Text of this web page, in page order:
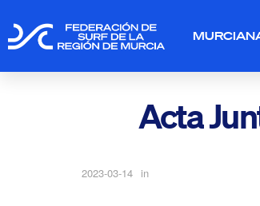
Acta
2023-03-14 in